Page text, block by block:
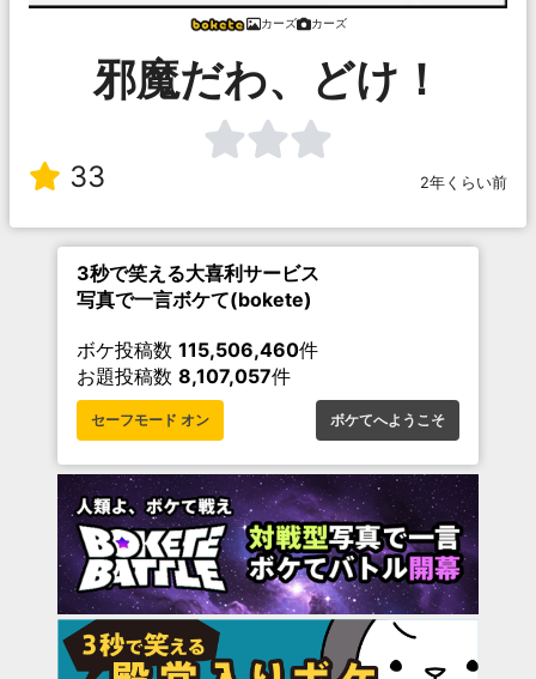
カーズ カーズ
邪魔だわ、どけ！
33 2年くらい前
3秒で笑える大喜利サービス
写真で一言ボケて(bokete)
ボケ投稿数 115,506,460件
お題投稿数 8,107,057件
セーフモード オン ボケてへようこそ